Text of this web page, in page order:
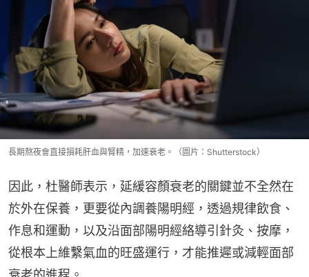
長期熬夜會直接損耗肝血與腎精，加速衰老。（圖片：Shutterstock）
因此，杜醫師表示，延緩容顏衰老的關鍵並不全然在
於外在保養，更要從內調養陽明經，透過規律飲食、
作息和運動，以及沿面部陽明經絡導引針灸、按摩，
從根本上維繫氣血的旺盛運行，才能推遲或減輕面部